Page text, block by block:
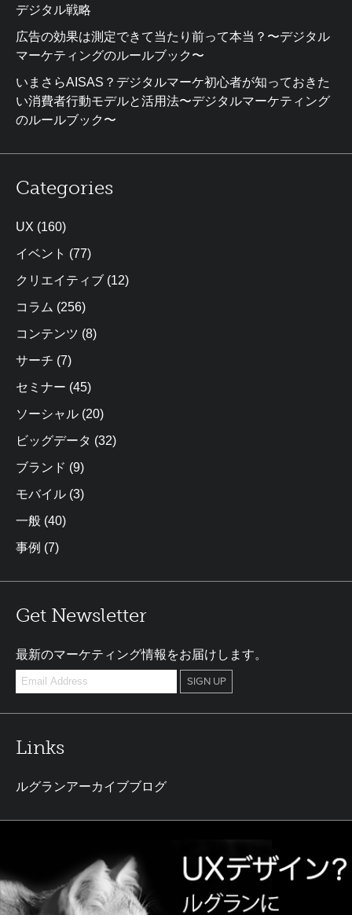
デジタル戦略
広告の効果は測定できて当たり前って本当？〜デジタル
マーケティングのルールブック〜
いまさらAISAS？デジタルマーケ初心者が知っておきた
い消費者行動モデルと活用法〜デジタルマーケティング
のルールブック〜
Categories
UX (160)
イベント (77)
クリエイティブ (12)
コラム (256)
コンテンツ (8)
サーチ (7)
セミナー (45)
ソーシャル (20)
ビッグデータ (32)
ブランド (9)
モバイル (3)
一般 (40)
事例 (7)
Get Newsletter
最新のマーケティング情報をお届けします。
Links
ルグランアーカイブブログ